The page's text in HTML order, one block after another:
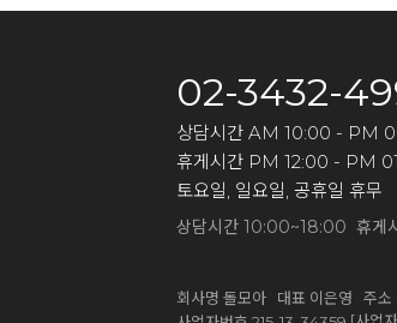
02-3432-
상담시간 AM 10:00 - PM
휴게시간 PM 12:00 - PM
토요일, 일요일, 공휴일 휴무
상담시간 10:00~18:00 휴
회사명 돌모아 대표 이은영 주